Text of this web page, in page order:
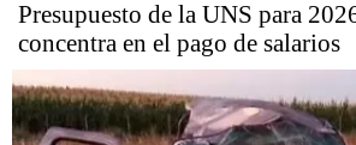
Presupuesto de la UNS para
concentra en el pago de salarios